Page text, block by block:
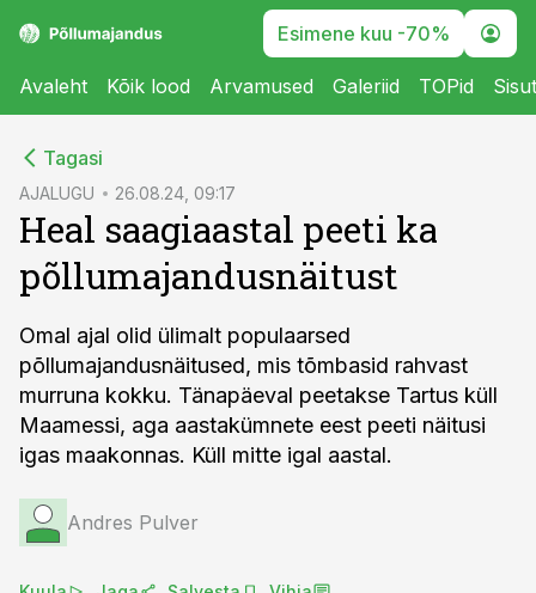
Esimene kuu -70%
Avaleht Kõik lood Arvamused Galeriid TOPid
Tagasi
AJALUGU 26.08.24, 09:17
Heal saagiaastal peeti ka
põllumajandusnäitust
Omal ajal olid ülimalt populaarsed
põllumajandusnäitused, mis tõmbasid rahvast
murruna kokku. Tänapäeval peetakse Tartus küll
Maamessi, aga aastakümnete eest peeti näitusi
igas maakonnas. Küll mitte igal aastal.
Andres Pulver